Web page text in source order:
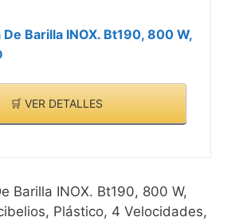
Barilla INOX. Bt190, 800 W,
🛒 VER DETALLES
Barilla INOX. Bt190, 800 W,
Plástico, 4 Velocidades,